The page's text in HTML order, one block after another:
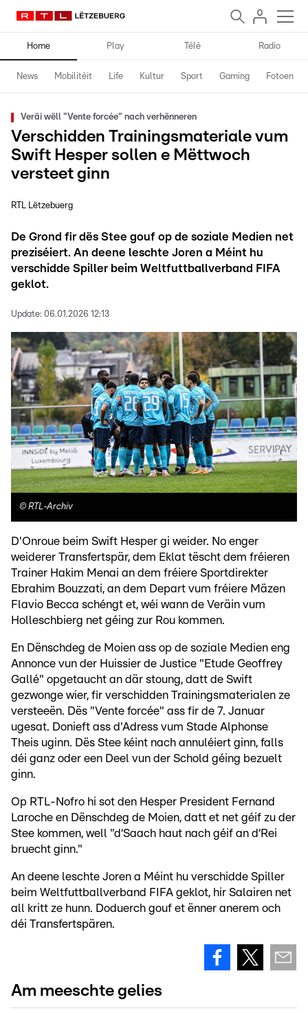
Home Play Télé Radio
News Mobilitéit Life Kultur Sport Gaming Fotoen
Veräi wëll "Vente forcée" nach verhënneren
Verschidden Trainingsmateriale vum
Swift Hesper sollen e Mëttwoch
versteet ginn
RTL Lëtzebuerg
De Grond fir dës Stee gouf op de soziale Medien net
preziséiert. An deene leschte Joren a Méint hu
verschidde Spiller beim Weltfuttballverband FIFA
geklot.
Update: 06.01.2026 12:13
© RTL-Archiv
D'Onroue beim Swift Hesper gi weider. No enger
weiderer Transfertspär, dem Eklat tëscht dem fréieren
Trainer Hakim Menai an dem fréiere Sportdirekter
Ebrahim Bouzzati, an dem Depart vum fréiere Mäzen
Flavio Becca schéngt et, wéi wann de Veräin vum
Holleschbierg net géing zur Rou kommen.
En Dënschdeg de Moien ass op de soziale Medien eng
Annonce vun der Huissier de Justice "Etude Geoffrey
Gallé" opgetaucht an där stoung, datt de Swift
gezwonge wier, fir verschidden Trainingsmaterialen ze
versteeën. Dës "Vente forcée" ass fir de 7. Januar
ugesat. Donieft ass d'Adress vum Stade Alphonse
Theis uginn. Dës Stee kéint nach annuléiert ginn, falls
déi ganz oder een Deel vun der Schold géing bezuelt
ginn.
Op RTL-Nofro hi sot den Hesper President Fernand
Laroche en Dënschdeg de Moien, datt et net géif zu der
Stee kommen, well "d‘Saach haut nach géif an d‘Rei
bruecht ginn."
An deene leschte Joren a Méint hu verschidde Spiller
beim Weltfuttballverband FIFA geklot, hir Salairen net
all kritt ze hunn. Doduerch gouf et ënner anerem och
déi Transfertspären.
Am meeschte gelies